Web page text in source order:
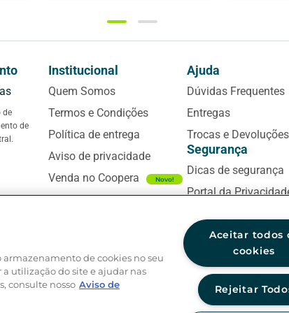
de
de
Institucional
Quem Somos
Termos e Condições
Política de entrega
Aviso de privacidade
Venda no Coopera
Novo!
0800 724 4420
Atendimento 24h
Aniversário Coopera
Black Friday
Ajuda
Dúvidas Frequentes
Entregas
Trocas e Devoluções
Segurança
Dicas de segurança
Portal da
Ouvidoria
É a sua primeira
sobre o tema? Se
preciso falar
Central de
armazenamento de cookies no seu
utilização do site e ajudar nas
consulte nosso Aviso de
Aceitar todos
cookies
Rejeitar